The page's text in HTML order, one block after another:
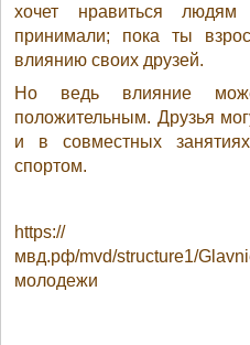
хочет нравиться
принимали; пока ты
влиянию своих друзей.
Но ведь влияние
положительным. Друзья
и в совместных
спортом.
https://
мвд.рф/mvd/structure1/
молодежи